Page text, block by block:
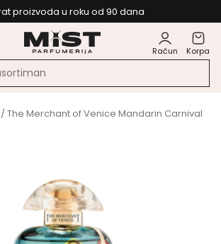
proizvoda u roku od 90 dana
Račun Korpa
/ The Merchant of Venice Mandarin Carnival